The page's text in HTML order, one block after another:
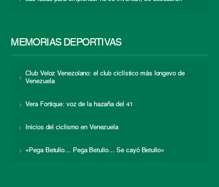
MEMORIAS DEPORTIVAS
Club Veloz Venezolano: el club ciclístico más longevo de
Venezuela
Vera Fortique: voz de la hazaña del 41
Inicios del ciclismo en Venezuela
«Pega Betulio… Pega Betulio… Se cayó Betulio»